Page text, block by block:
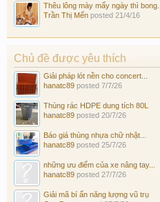
Thêu lông mày mấy ngày thì bong...
Trần Thị Mến posted 21/4/16
Chủ đề được yêu thích
Giải pháp lót nền cho concert...
hanatc89 posted 7/7/26
Thùng rác HDPE dung tích 80L
hanatc89 posted 20/7/26
Báo giá thùng nhựa chữ nhật...
hanatc89 posted 25/7/26
những ưu điểm của xe nâng tay...
hanatc89 posted 27/7/26
Giải mã bí ẩn năng lượng vũ trụ